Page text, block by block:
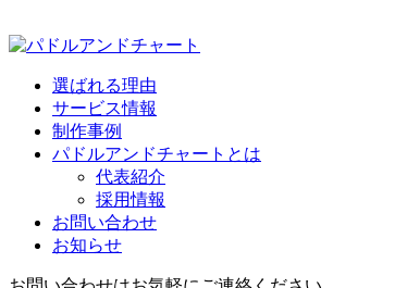
選ばれる理由
サービス情報
制作事例
パドルアンドチャートとは
代表紹介
採用情報
お問い合わせ
お知らせ